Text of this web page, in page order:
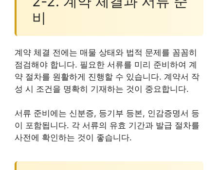
비
계약 체결 전에는 매물 상태와 법적 문제를 꼼꼼히
점검해야 합니다. 필요한 서류를 미리 준비하여 계
약 절차를 원활하게 진행할 수 있습니다. 계약서 작
성 시 조건을 명확히 기재하는 것이 중요합니다.
서류 준비에는 신분증, 등기부 등본, 인감증명서 등
이 포함됩니다. 각 서류의 유효 기간과 발급 절차를
사전에 확인하는 것이 좋습니다.